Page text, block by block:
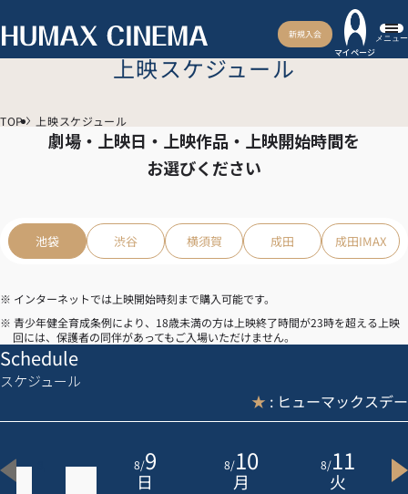
新規入会
マイページ
メニュー
上映スケジュール
TOP 上映スケジュール
劇場・上映日・上映作品・上映開始時間を
お選びください
池袋 渋谷 横須賀 成田 成田IMAX
※ インターネットでは上映開始時刻まで購入可能です。
※ 青少年健全育成条例により、18歳未満の方は上映終了時間が23時を超える上映
回には、保護者の同伴があってもご入場いただけません。
Schedule
スケジュール
★ : ヒューマックスデー
8/9
日
8/10
月
8/11
火